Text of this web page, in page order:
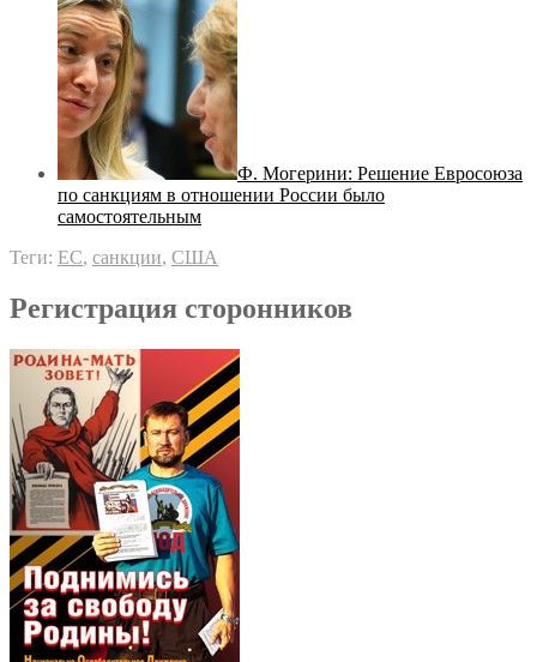
Ф. Могерини: Решение Евросоюза
по санкциям в отношении России было
самостоятельным
Теги: ЕС, санкции, США
Регистрация сторонников